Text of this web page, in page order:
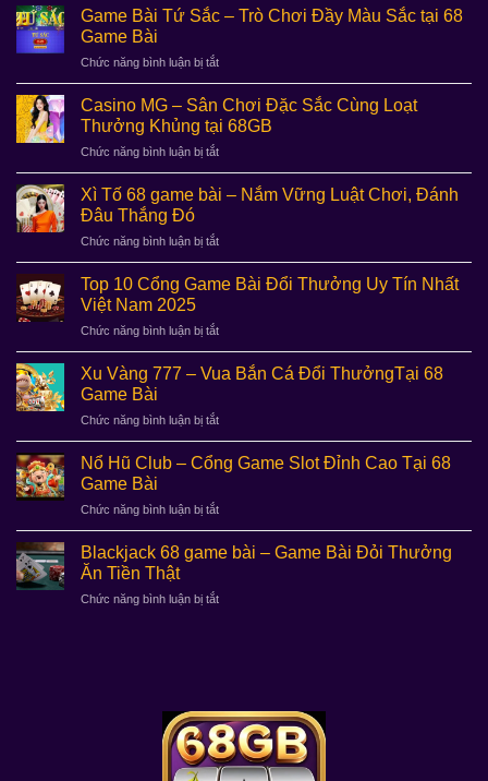
Thật
Loại
Tool
Hack
Tài
Và
Cảnh
Báo
Game Bài Tứ Sắc – Trò Chơi Đầy Màu Sắc tại 68
Game Bài
Chức năng bình luận bị tắtở
Bài
Tứ
Sắc
–
Trò
Chơi
Sắc
tại
68
Casino MG – Sân Chơi Đặc Sắc Cùng Loạt
Thưởng Khủng tại 68GB
Chức năng bình luận bị tắtở
MG
Chơi
Đặc
Sắc
Thưởng
Khủng
tại 68GB
Xì Tố 68 game bài – Nắm Vững Luật Chơi, Đánh
Đâu Thắng Đó
Chức năng bình luận bị tắtở
bài
–
Nắm
Chơi,
Đánh
Đâu
Top 10 Cổng Game Bài Đổi Thưởng Uy Tín Nhất
Việt Nam 2025
Chức năng bình luận bị tắtở
Bài
Đổi
Thưởng
Nhất
Việt
Nam
Xu Vàng 777 – Vua Bắn Cá Đổi ThưởngTại 68
Game Bài
Chức năng bình luận bị tắtở
Vàng
777
Vua
Bắn
Cá
68
Nổ Hũ Club – Cổng Game Slot Đỉnh Cao Tại 68
Game Bài
Chức năng bình luận bị tắtở
Cổng
68
Game
Bài
Blackjack 68 game bài – Game Bài Đỏi Thưởng
Ăn Tiền Thật
Chức năng bình luận bị tắtở
Game
Bài
Đỏi
Thưởng